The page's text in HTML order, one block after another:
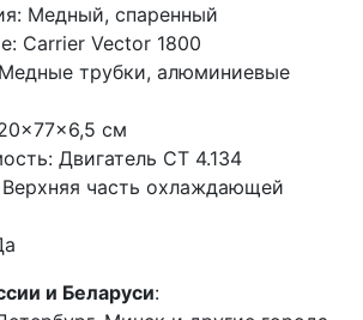
Медный, спаренный
Carrier Vector 1800
трубки, алюминиевые
см
Двигатель CT 4.134
Верхняя часть охлаждающей
и Беларуси: